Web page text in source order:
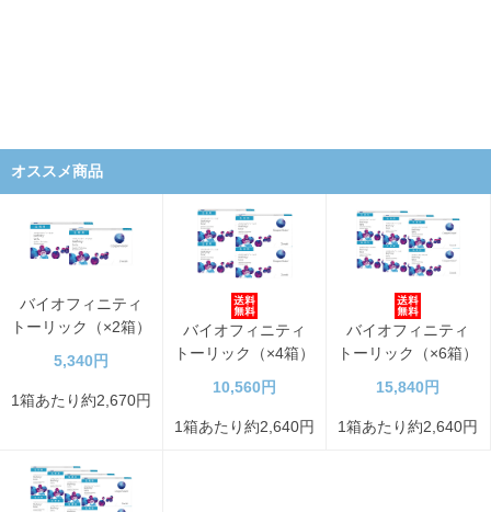
オススメ商品
バイオフィニティ
トーリック（×2箱）
5,340円
1箱あたり約2,670円
バイオフィニティ
トーリック（×4箱）
10,560円
1箱あたり約2,640円
バイオフィニティ
トーリック（×6箱）
15,840円
1箱あたり約2,640円